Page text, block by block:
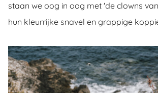
staan we oog in oog met 'de clowns
hun kleurrijke snavel en grappige